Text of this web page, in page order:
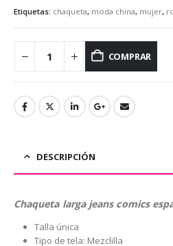
Etiquetas: chaqueta, moda china, mujer,
COMPRAR
DESCRIPCIÓN
Chaqueta larga jeans comics
Talla única
Tipo de tela: Mezclilla